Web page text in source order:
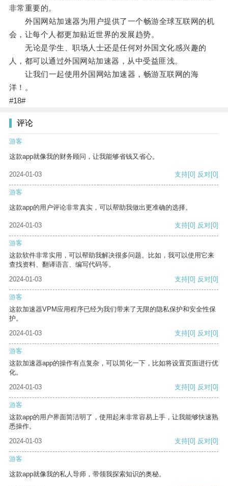
非常重要的。
外国网站加速器为用户提供了一个畅游全球互联网的机
会，让每个人都更加贴近世界的发展趋势。
无论是学生、职场人士还是任何对外国文化感兴趣的
人，都可以通过外国网站加速器，从中受益匪浅。
让我们一起使用外国网站加速器，畅游互联网的海
洋！。
#18#
评论
游客
这款app就像我的财务顾问，让我能够省钱又省心。
2024-01-03 支持[0] 反对[0]
游客
这款app的用户评论非常真实，可以帮助我做出更准确的选择。
2024-01-03 支持[0] 反对[0]
游客
这款软件非常实用，可以帮助我解决很多问题。比如，我可以使用它来
查找资料、翻译语言、编写代码等。
2024-01-03
支持[0] 反对[0]
游客
这款加速器VPM应用程序已经为我们带来了无限的隐私保护和安全性保
护。
2024-01-03
支持[0] 反对[0]
游客
这款加速器app的操作有点复杂，可以简化一下，比如将设置页面进行优
化。
2024-01-03
支持[0] 反对[0]
游客
这款app的用户界面简洁明了，使用起来非常容易上手，让我能够快速熟
悉操作。
2024-01-03
支持[0] 反对[0]
游客
这款app就像我的私人导师，带领我探索知识的奥秘。